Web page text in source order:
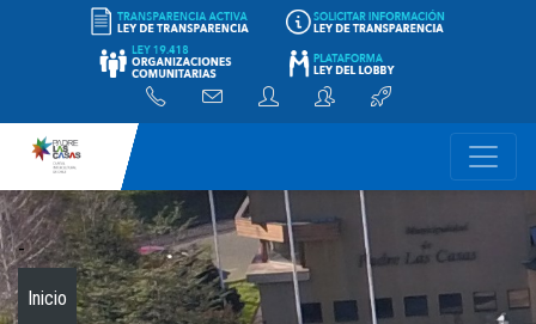
-
Inicio